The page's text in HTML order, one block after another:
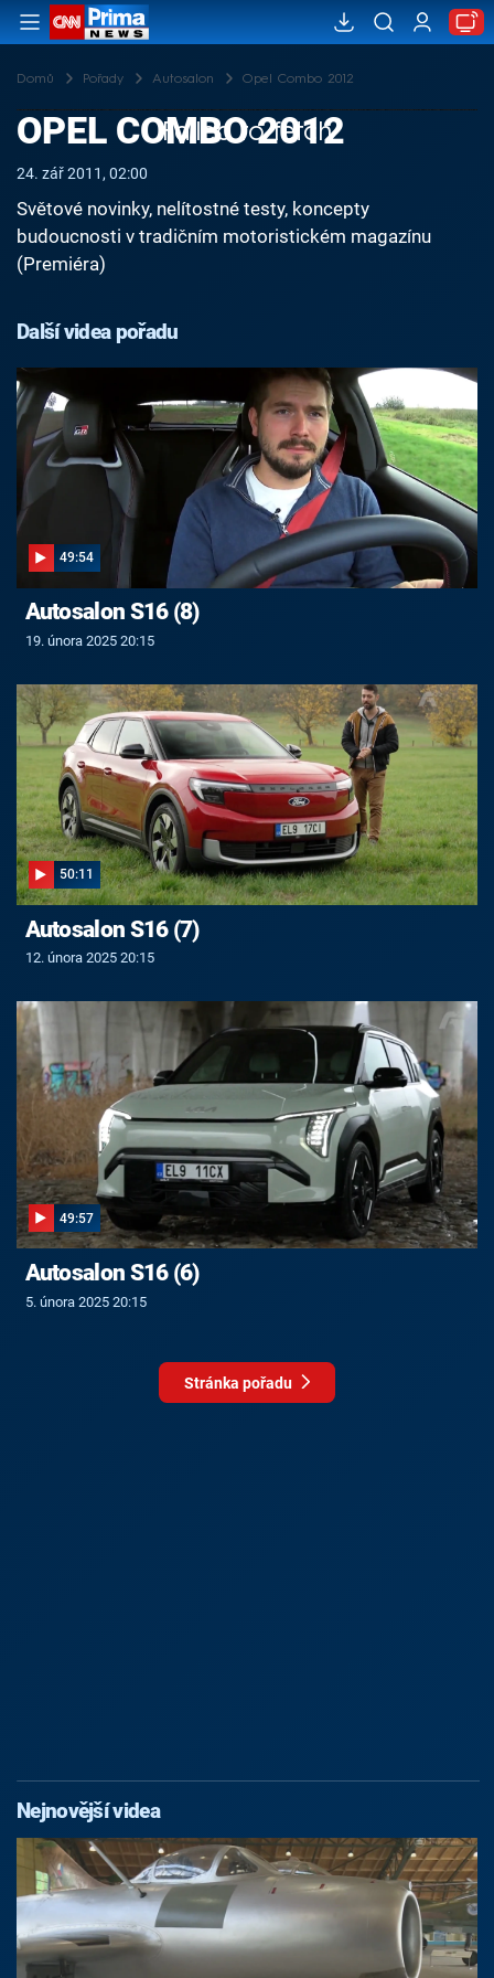
Domů Pořady Autosalon Opel Combo 2012
Failed to fetch
OPEL COMBO 2012
24. zář 2011, 02:00
Světové novinky, nelítostné testy, koncepty
budoucnosti v tradičním motoristickém magazínu
(Premiéra)
Další videa pořadu
49:54
Autosalon S16 (8)
19. února 2025 20:15
50:11
Autosalon S16 (7)
12. února 2025 20:15
49:57
Autosalon S16 (6)
5. února 2025 20:15
Stránka pořadu
Nejnovější videa